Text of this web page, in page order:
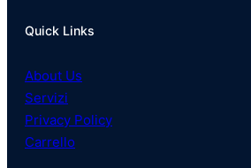
Quick Links
About Us
Servizi
Privacy Policy
Carrello